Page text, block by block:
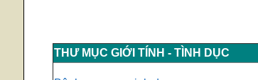
THƯ MỤC GIỚI TÍNH - TÌNH DỤC